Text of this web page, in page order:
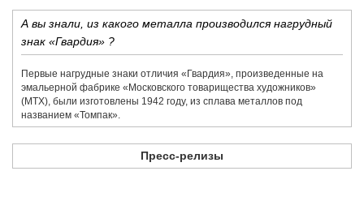
А вы знали, из какого металла производился нагрудный
знак «Гвардия» ?
Первые нагрудные знаки отличия «Гвардия», произведенные на
эмальерной фабрике «​Московского товарищества художников»​
(МТХ), были изготовлены 1942 году, из сплава металлов под
названием «​Томпак».
Пресс-релизы